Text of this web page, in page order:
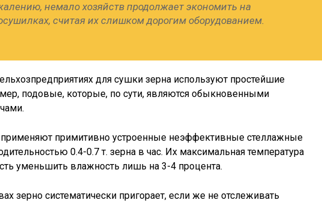
немало хозяйств продолжает экономить на
считая их слишком дорогим оборудованием.
для сушки зерна используют простейшие
подовые, которые, по сути, являются обыкновенными
примитивно устроенные неэффективные стеллажные
0.4-0.7 т. зерна в час. Их максимальная температура
уменьшить влажность лишь на 3-4 процента.
зерно систематически пригорает, если же не отслеживать